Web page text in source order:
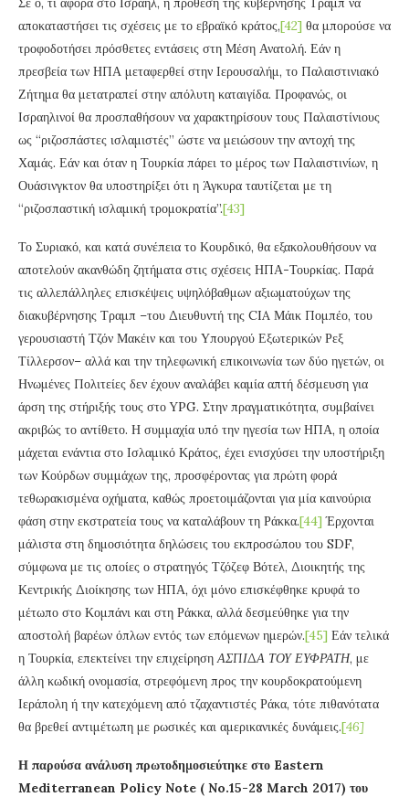
αποκαταστήσει τις σχέσεις με το εβραϊκό κράτος,[42] θα μπορούσε να
τροφοδοτήσει πρόσθετες εντάσεις στη Μέση Ανατολή. Εάν η
πρεσβεία των ΗΠΑ μεταφερθεί στην Ιερουσαλήμ, το Παλαιστινιακό
Ζήτημα θα μετατραπεί στην απόλυτη καταιγίδα. Προφανώς, οι
Ισραηλινοί θα προσπαθήσουν να χαρακτηρίσουν τους Παλαιστίνιους
ως “ριζοσπάστες ισλαμιστές” ώστε να μειώσουν την αντοχή της
Χαμάς. Εάν και όταν η Τουρκία πάρει το μέρος των Παλαιστινίων, η
Ουάσινγκτον θα υποστηρίξει ότι η Άγκυρα ταυτίζεται με τη
“ριζοσπαστική ισλαμική τρομοκρατία”.[43]
Το Συριακό, και κατά συνέπεια το Κουρδικό, θα εξακολουθήσουν να
αποτελούν ακανθώδη ζητήματα στις σχέσεις ΗΠΑ-Τουρκίας. Παρά
τις αλλεπάλληλες επισκέψεις υψηλόβαθμων αξιωματούχων της
διακυβέρνησης Τραμπ –του Διευθυντή της CIA Μάικ Πομπέο, του
γερουσιαστή Τζόν Μακέιν και του Υπουργού Εξωτερικών Ρεξ
Τίλλερσον– αλλά και την τηλεφωνική επικοινωνία των δύο ηγετών, οι
Ηνωμένες Πολιτείες δεν έχουν αναλάβει καμία απτή δέσμευση για
άρση της στήριξής τους στο YPG. Στην πραγματικότητα, συμβαίνει
ακριβώς το αντίθετο. Η συμμαχία υπό την ηγεσία των ΗΠΑ, η οποία
μάχεται ενάντια στο Ισλαμικό Κράτος, έχει ενισχύσει την υποστήριξη
των Κούρδων συμμάχων της, προσφέροντας για πρώτη φορά
τεθωρακισμένα οχήματα, καθώς προετοιμάζονται για μία καινούρια
φάση στην εκστρατεία τους να καταλάβουν τη Ράκκα.[44] Έρχονται
μάλιστα στη δημοσιότητα δηλώσεις του εκπροσώπου του SDF,
σύμφωνα με τις οποίες ο στρατηγός Τζόζεφ Βότελ, Διοικητής της
Κεντρικής Διοίκησης των ΗΠΑ, όχι μόνο επισκέφθηκε κρυφά το
μέτωπο στο Κομπάνι και στη Ράκκα, αλλά δεσμεύθηκε για την
αποστολή βαρέων όπλων εντός των επόμενων ημερών.[45] Εάν τελικά
η Τουρκία, επεκτείνει την επιχείρησηΑΣΠΙΔΑ ΤΟΥ ΕΥΦΡΑΤΗ, με
άλλη κωδική ονομασία, στρεφόμενη προς την κουρδοκρατούμενη
Ιεράπολη ή την κατεχόμενη από τζαχαντιστές Ράκα, τότε πιθανότατα
θα βρεθεί αντιμέτωπη με ρωσικές και αμερικανικές δυνάμεις.[46]
Η παρούσα ανάλυση πρωτοδημοσιεύτηκε στο Eastern
Mediterranean Policy Note ( No.15-28 March 2017) του